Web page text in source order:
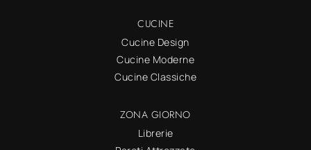
CUCINE
Cucine Design
Cucine Moderne
Cucine Classiche
ZONA GIORNO
Librerie